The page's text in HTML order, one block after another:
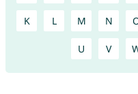
K L M N
U V